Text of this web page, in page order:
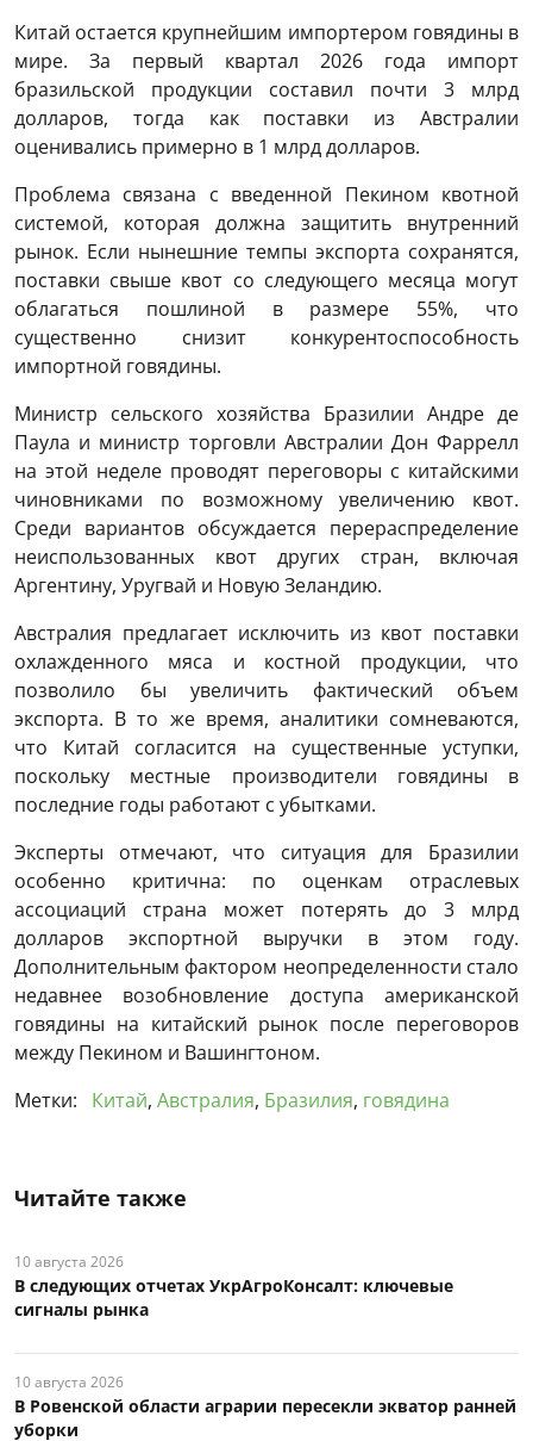
Китай остается крупнейшим импортером говядины в
мире. За первый квартал 2026 года импорт
бразильской продукции составил почти 3 млрд
долларов, тогда как поставки из Австралии
оценивались примерно в 1 млрд долларов.
Проблема связана с введенной Пекином квотной
системой, которая должна защитить внутренний
рынок. Если нынешние темпы экспорта сохранятся,
поставки свыше квот со следующего месяца могут
облагаться пошлиной в размере 55%, что
существенно снизит конкурентоспособность
импортной говядины.
Министр сельского хозяйства Бразилии Андре де
Паула и министр торговли Австралии Дон Фаррелл
на этой неделе проводят переговоры с китайскими
чиновниками по возможному увеличению квот.
Среди вариантов обсуждается перераспределение
неиспользованных квот других стран, включая
Аргентину, Уругвай и Новую Зеландию.
Австралия предлагает исключить из квот поставки
охлажденного мяса и костной продукции, что
позволило бы увеличить фактический объем
экспорта. В то же время, аналитики сомневаются,
что Китай согласится на существенные уступки,
поскольку местные производители говядины в
последние годы работают с убытками.
Эксперты отмечают, что ситуация для Бразилии
особенно критична: по оценкам отраслевых
ассоциаций страна может потерять до 3 млрд
долларов экспортной выручки в этом году.
Дополнительным фактором неопределенности стало
недавнее возобновление доступа американской
говядины на китайский рынок после переговоров
между Пекином и Вашингтоном.
Метки:
Китай, Австралия, Бразилия, говядина
Читайте также
10 августа 2026
В следующих отчетах УкрАгроКонсалт: ключевые
сигналы рынка
10 августа 2026
В Ровенской области аграрии пересекли экватор ранней
уборки